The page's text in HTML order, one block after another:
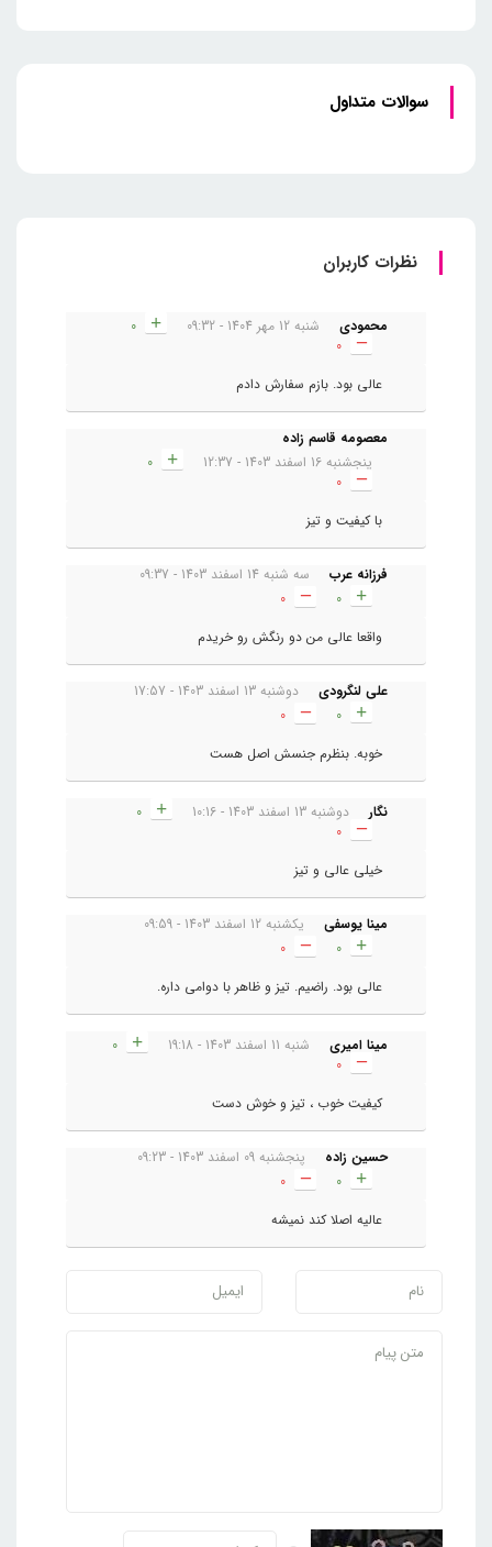
سوالات متداول
نظرات کاربران
محمودی شنبه 12 مهر 1404 - 09:32
عالی بود. بازم سفارش دادم
معصومه قاسم زاده
پنجشنبه 16 اسفند 1403 - 12:37
با کیفیت و تیز
فرزانه عرب
سه شنبه 14 اسفند 1403 - 09:37
واقعا عالی من دو رنگش رو خریدم
علی لنگرودی
دوشنبه 13 اسفند 1403 - 17:57
خوبه. بنظرم جنسش اصل هست
نگار دوشنبه 13 اسفند 1403 - 10:16
خیلی عالی و تیز
مینا یوسفی
یکشنبه 12 اسفند 1403 - 09:59
عالی بود. راضیم. تیز و ظاهر با دوامی داره.
مینا امیری شنبه 11 اسفند 1403 - 19:18
کیفیت خوب ، تیز و خوش دست
حسین زاده
پنجشنبه 09 اسفند 1403 - 09:23
عالیه اصلا کند نمیشه